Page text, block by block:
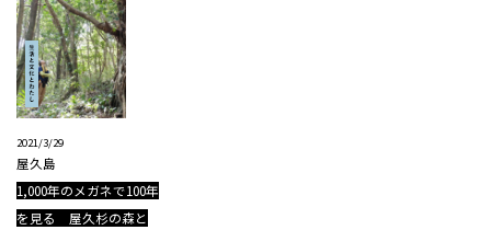
2021/3/29
屋久島
1,000年のメガネで100年
を見る 屋久杉の森と